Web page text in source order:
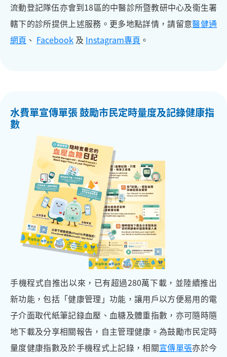
流動登記隊伍亦會到18區的中醫診所暨教研中心及衞生署
轄下的診所提供上述服務。更多地點詳情，請留意醫健通
網頁 、 Facebook 及 Instagram專頁 。
水費單宣傳單張 鼓勵市民定時量度及記錄健康指
數
手機程式自推出以來，已有超過280萬下載，並陸續推出
新功能，包括「健康管理」功能，讓用戶以方便易用的電
子介面取代紙筆記錄血壓、血糖及體重指數，亦可隨時隨
地下載及分享相關報告，自主管理健康。為鼓勵市民定時
量度健康指數及於手機程式上記錄，相關宣傳單張亦於今